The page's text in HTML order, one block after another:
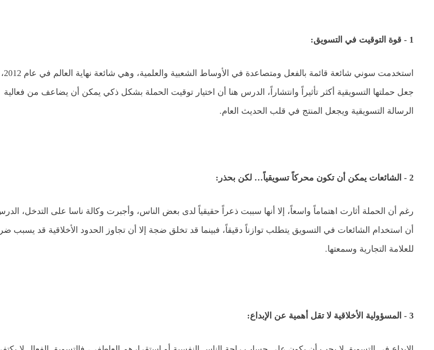
1 - قوة التوقيت في التسويق:
استخدمت سوني
جعل حملتها التسويقية أكثر تأثيراً وانتشاراً، الدرس هنا أن اختيار توقيت الحملة بشكل ذكي يمكن أن يضاعف من فعالية
الرسالة التسويقية ويجعل المنتج في قلب الحديث العام.
2 - الشائعات يمكن أن تكون محركاً تسويقياً… لكن بحذر:
رغم أن الحملة أثارت اهتماماً واسعاً، إلا أنها سببت ذعراً حقيقياً لدى بعض الناس، وأجبرت وكالة ناسا على التدخل،
أن استخدام الشائعات في التسويق يتطلب توازناً دقيقاً، فبينما قد تخلق ضجة إلا أن تجاوز الحدود الأخلاقية قد يسبب
للعلامة التجارية وسمعتها.
3 - المسؤولية الأخلاقية لا تقل أهمية عن الإبداع: